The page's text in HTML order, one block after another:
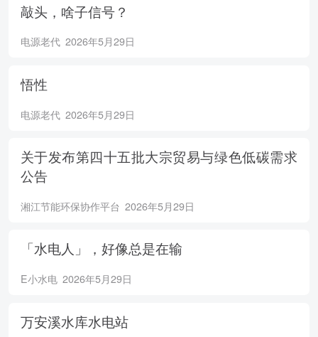
敲头，啥子信号？
电源老代 2026年5月29日
悟性
电源老代 2026年5月29日
关于发布第四十五批大宗贸易与绿色低碳需求
公告
湘江节能环保协作平台 2026年5月29日
「水电人」，好像总是在输
E小水电 2026年5月29日
万安溪水库水电站